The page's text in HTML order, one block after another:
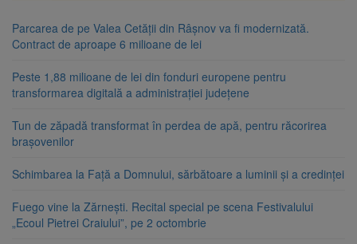
Parcarea de pe Valea Cetății din Râșnov va fi modernizată.
Contract de aproape 6 milioane de lei
Peste 1,88 milioane de lei din fonduri europene pentru
transformarea digitală a administrației județene
Tun de zăpadă transformat în perdea de apă, pentru răcorirea
brașovenilor
Schimbarea la Față a Domnului, sărbătoare a luminii și a credinței
Fuego vine la Zărnești. Recital special pe scena Festivalului
„Ecoul Pietrei Craiului”, pe 2 octombrie